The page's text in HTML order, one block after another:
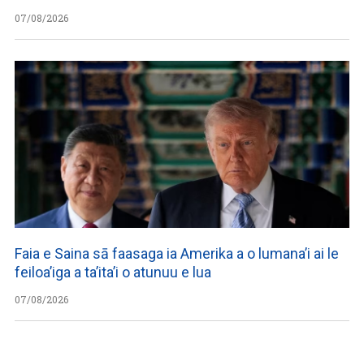
07/08/2026
Faia e Saina sā faasaga ia Amerika a o lumana’i ai le
feiloa’iga a ta’ita’i o atunuu e lua
07/08/2026